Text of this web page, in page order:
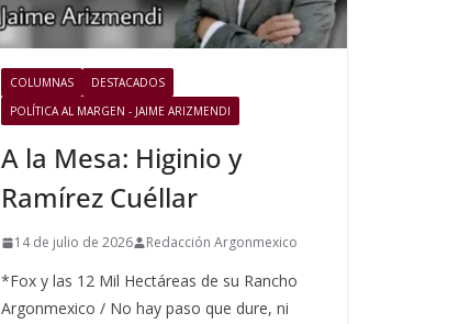
COLUMNAS
DESTACADOS
POLÍTICA AL MARGEN - JAIME ARIZMENDI
A la Mesa: Higinio y
Ramírez Cuéllar
14 de julio de 2026 Redacción Argonmexico
*Fox y las 12 Mil Hectáreas de su Rancho
Argonmexico / No hay paso que dure, ni